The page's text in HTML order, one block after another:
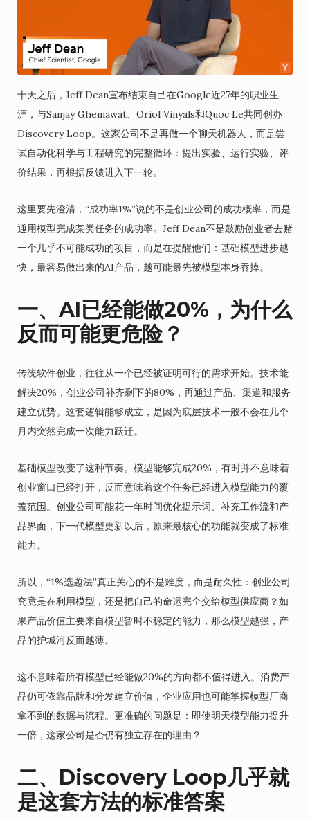
十天之后，Jeff Dean宣布结束自己在Google近27年的职业生
涯，与Sanjay Ghemawat、Oriol Vinyals和Quoc Le共同创办
Discovery Loop。这家公司不是再做一个聊天机器人，而是尝
试自动化科学与工程研究的完整循环：提出实验、运行实验、评
价结果，再根据反馈进入下一轮。
这里要先澄清，“成功率1%”说的不是创业公司的成功概率，而是
通用模型完成某类任务的成功率。Jeff Dean不是鼓励创业者去赌
一个几乎不可能成功的项目，而是在提醒他们：基础模型进步越
快，最容易做出来的AI产品，越可能最先被模型本身吞掉。
一、AI已经能做20%，为什么
反而可能更危险？
传统软件创业，往往从一个已经被证明可行的需求开始。技术能
解决20%，创业公司补齐剩下的80%，再通过产品、渠道和服务
建立优势。这套逻辑能够成立，是因为底层技术一般不会在几个
月内突然完成一次能力跃迁。
基础模型改变了这种节奏。模型能够完成20%，有时并不意味着
创业窗口已经打开，反而意味着这个任务已经进入模型能力的覆
盖范围。创业公司可能花一年时间优化提示词、补充工作流和产
品界面，下一代模型更新以后，原来最核心的功能就变成了标准
能力。
所以，“1%选题法”真正关心的不是难度，而是耐久性：创业公司
究竟是在利用模型，还是把自己的命运完全交给模型供应商？如
果产品价值主要来自模型暂时不稳定的能力，那么模型越强，产
品的护城河反而越薄。
这不意味着所有模型已经能做20%的方向都不值得进入。消费产
品仍可依靠品牌和分发建立价值，企业应用也可能掌握模型厂商
拿不到的数据与流程。更准确的问题是：即使明天模型能力提升
一倍，这家公司是否仍有独立存在的理由？
二、Discovery Loop几乎就
是这套方法的标准答案